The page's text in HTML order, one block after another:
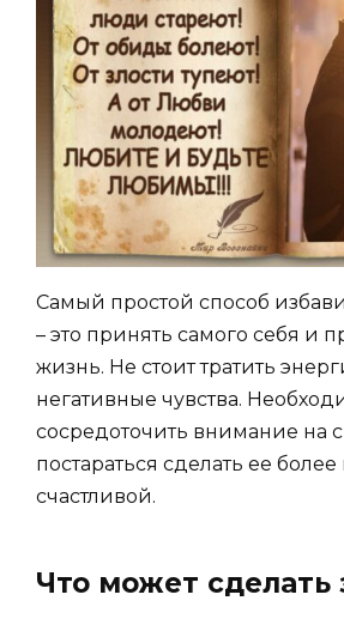
Самый простой способ
– это принять самого себя и
жизнь. Не стоит тратить
негативные чувства.
сосредоточить внимание на
постараться сделать ее
счастливой.
Что может сделать